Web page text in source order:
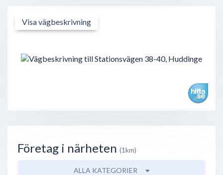
Visa vägbeskrivning
Företag i närheten (1km)
ALLA KATEGORIER